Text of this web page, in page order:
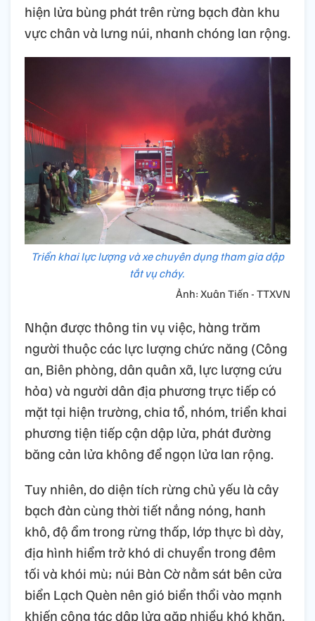
hiện lửa bùng phát trên rừng bạch đàn khu
vực chân và lưng núi, nhanh chóng lan rộng.
Triển khai lực lượng và xe chuyên dụng tham gia dập
tắt vụ cháy.
Ảnh: Xuân Tiến - TTXVN
Nhận được thông tin vụ việc, hàng trăm
người thuộc các lực lượng chức năng (Công
an, Biên phòng, dân quân xã, lực lượng cứu
hỏa) và người dân địa phương trực tiếp có
mặt tại hiện trường, chia tổ, nhóm, triển khai
phương tiện tiếp cận dập lửa, phát đường
băng cản lửa không để ngọn lửa lan rộng.
Tuy nhiên, do diện tích rừng chủ yếu là cây
bạch đàn cùng thời tiết nắng nóng, hanh
khô, độ ẩm trong rừng thấp, lớp thực bì dày,
địa hình hiểm trở khó di chuyển trong đêm
tối và khói mù; núi Bàn Cờ nằm sát bên cửa
biển Lạch Quèn nên gió biển thổi vào mạnh
khiến công tác dập lửa gặp nhiều khó khăn.